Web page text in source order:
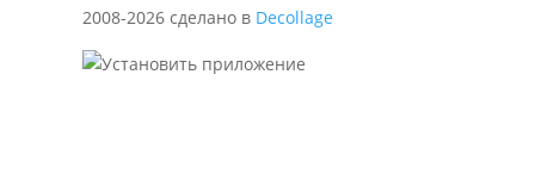
2008-2026 сделано в Decollage